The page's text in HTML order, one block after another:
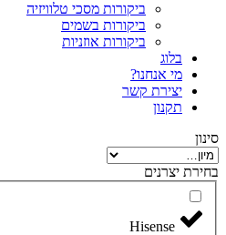
ביקורות מסכי טלוויזיה
ביקורות בשמים
ביקורות אוזניות
בלוג
מי אנחנו?
יצירת קשר
תקנון
סינון
בחירת יצרנים
Hisense